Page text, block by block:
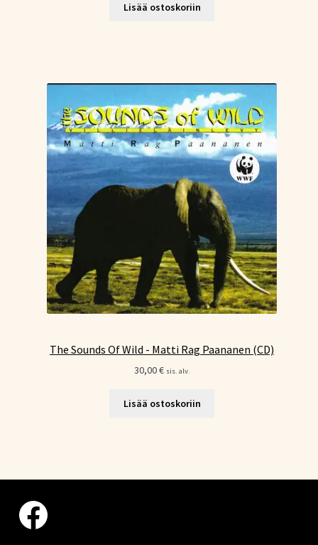
Lisää ostoskoriin
The Sounds Of Wild - Matti Rag Paananen (CD)
30,00€ sis. alv.
Lisää ostoskoriin
Facebook